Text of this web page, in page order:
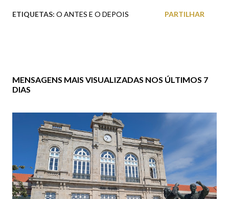
ETIQUETAS: O ANTES E O DEPOIS PARTILHAR
MENSAGENS MAIS VISUALIZADAS NOS ÚLTIMOS 7
DIAS